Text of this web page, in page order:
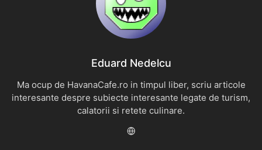
Eduard Nedelcu
Ma ocup de HavanaCafe.ro in timpul liber, scriu articole
interesante despre subiecte interesante legate de turism,
calatorii si retete culinare.